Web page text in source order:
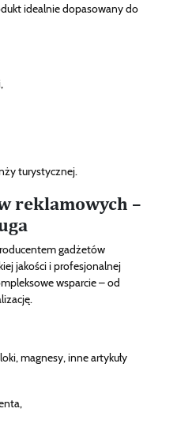
idealnie dopasowany do
turystycznej.
reklamowych –
gadżetów
jakości i profesjonalnej
wsparcie – od
magnesy, inne artykuły